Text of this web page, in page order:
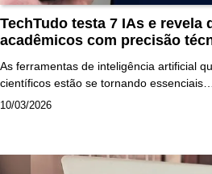
TechTudo testa 7 IAs e revela
acadêmicos com precisão
As ferramentas de inteligência artificial
científicos estão se tornando essenciais…
10/03/2026